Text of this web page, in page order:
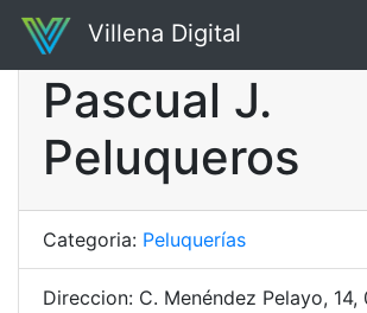
Villena Digital
Pascual J.
Peluqueros
Categoria: Peluquerías
Direccion: C. Menéndez Pelayo, 14,